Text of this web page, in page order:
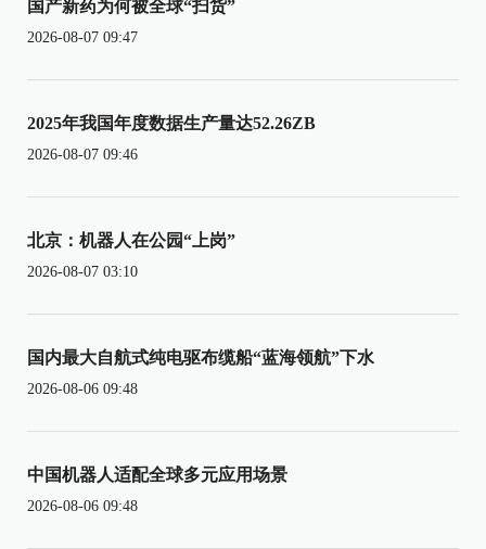
国产新药为何被全球“扫货”
2026-08-07 09:47
2025年我国年度数据生产量达52.26ZB
2026-08-07 09:46
北京：机器人在公园“上岗”
2026-08-07 03:10
国内最大自航式纯电驱布缆船“蓝海领航”下水
2026-08-06 09:48
中国机器人适配全球多元应用场景
2026-08-06 09:48